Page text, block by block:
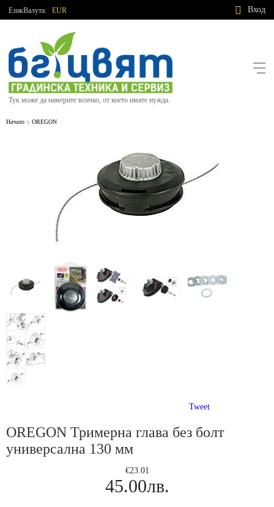
ЕзикВалута: EUR Вход
Тук може да намерите всичко, от което имате нужда.
Начало OREGON
Tweet
OREGON Тримерна глава без болт
универсална 130 мм
€23.01
45.00лв.